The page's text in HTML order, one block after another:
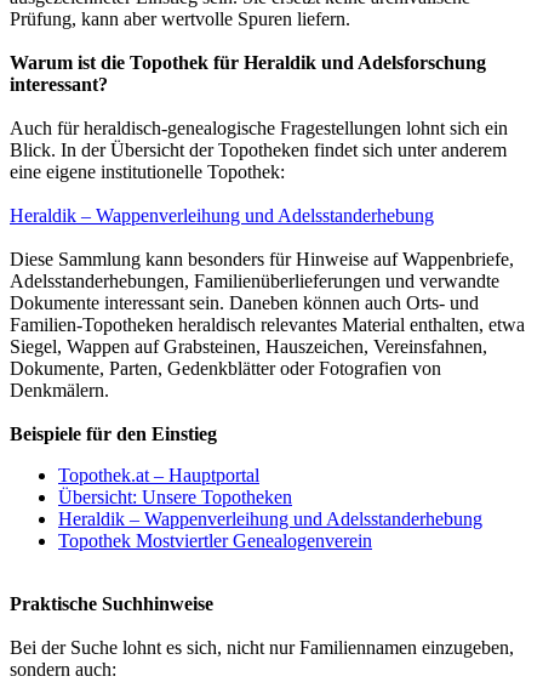
Prüfung, kann aber wertvolle Spuren liefern.
Warum ist die Topothek für Heraldik und Adelsforschung
interessant?
Auch für heraldisch-genealogische Fragestellungen lohnt sich ein
Blick. In der Übersicht der Topotheken findet sich unter anderem
eine eigene institutionelle Topothek:
Heraldik – Wappenverleihung und Adelsstanderhebung
Diese Sammlung kann besonders für Hinweise auf Wappenbriefe,
Adelsstanderhebungen, Familienüberlieferungen und verwandte
Dokumente interessant sein. Daneben können auch Orts- und
Familien-Topotheken heraldisch relevantes Material enthalten, etwa
Siegel, Wappen auf Grabsteinen, Hauszeichen, Vereinsfahnen,
Dokumente, Parten, Gedenkblätter oder Fotografien von
Denkmälern.
Beispiele für den Einstieg
Topothek.at – Hauptportal
Übersicht: Unsere Topotheken
Heraldik – Wappenverleihung und Adelsstanderhebung
Topothek Mostviertler Genealogenverein
Praktische Suchhinweise
Bei der Suche lohnt es sich, nicht nur Familiennamen einzugeben,
sondern auch: